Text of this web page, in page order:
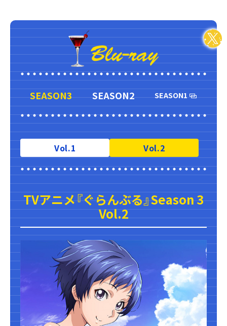
SEASON3 SEASON2 SEASON1
Vol.1 Vol.2
TVアニメ『ぐらんぶる』Season 3
Vol.2